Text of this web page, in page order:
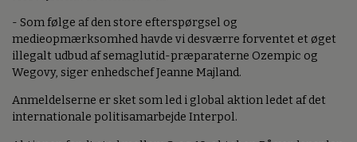
- Som følge af den store efterspørgsel og
medieopmærksomhed havde vi desværre forventet et øget
illegalt udbud af semaglutid-præparaterne Ozempic og
Wegovy, siger enhedschef Jeanne Majland.
Anmeldelserne er sket som led i global aktion ledet af det
internationale politisamarbejde Interpol.